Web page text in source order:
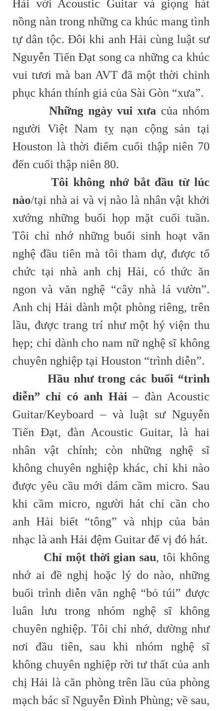
Hải với Acoustic Guitar và giọng hát
nồng nàn trong những ca khúc mang tình
tự dân tộc. Đôi khi anh Hải cùng luật sư
Nguyễn Tiến Đạt song ca những ca khúc
vui tươi mà ban AVT đã một thời chinh
phục khán thính giả của Sài Gòn “xưa”.
Những ngày vui xưa của nhóm
người Việt Nam tỵ nạn cộng sản tại
Houston là thời điểm cuối thập niên 70
đến cuối thập niên 80.
Tôi không nhớ bắt đầu từ lúc
nào/tại nhà ai và vị nào là nhân vật khởi
xướng những buổi họp mặt cuối tuần.
Tôi chỉ nhớ những buổi sinh hoạt văn
nghệ đầu tiên mà tôi tham dự, được tổ
chức tại nhà anh chị Hải, có thức ăn
ngon và văn nghệ “cây nhà lá vườn”.
Anh chị Hải dành một phòng riêng, trên
lầu, được trang trí như một hý viện thu
hẹp; chỉ dành cho nam nữ nghệ sĩ không
chuyên nghiệp tại Houston “trình diễn”.
Hầu như trong các buổi “trình
diễn” chỉ có anh Hải– đàn Acoustic
Guitar/Keyboard – và luật sư Nguyễn
Tiến Đạt, đàn Acoustic Guitar, là hai
nhân vật chính; còn những nghệ sĩ
không chuyên nghiệp khác, chỉ khi nào
được yêu cầu mới dám cầm micro. Sau
khi cầm micro, người hát chỉ cần cho
anh Hải biết “tông” và nhịp của bản
nhạc là anh Hải đệm Guitar để vị đó hát.
Chỉ một thời gian sau, tôi không
nhớ ai đề nghị hoặc lý do nào, những
buổi trình diễn văn nghệ “bỏ túi” được
luân lưu trong nhóm nghệ sĩ không
chuyên nghiệp. Tôi chỉ nhớ, dường như
nơi đầu tiên, sau khi nhóm nghệ sĩ
không chuyên nghiệp rời tư thất của anh
chị Hải là căn phòng trên lầu của phòng
mạch bác sĩ Nguyễn Đình Phùng; về sau,